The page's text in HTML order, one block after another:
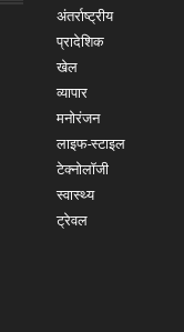
अंतर्राष्ट्रीय
प्रादेशिक
खेल
व्यापार
मनोरंजन
लाइफ-स्टाइल
टेक्नोलॉजी
स्वास्थ्य
ट्रेवल